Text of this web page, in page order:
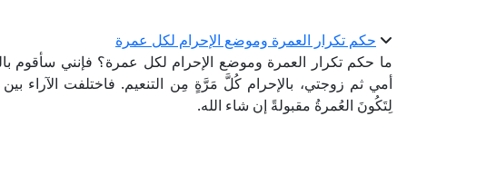
حكم تكرار العمرة وموضع الإحرام لكل عمرة
ما حكم تكرار العمرة وموضع الإحرام لكل عمرة؟ فإنني سأقوم
أمي ثم زوجتي، بالإحرام كُلَّ مَرَّةٍ مِن التنعيم. فاختلفت الآراء بين
لِتَكُونَ العُمرةُ مقبولةً إن شاء الله.